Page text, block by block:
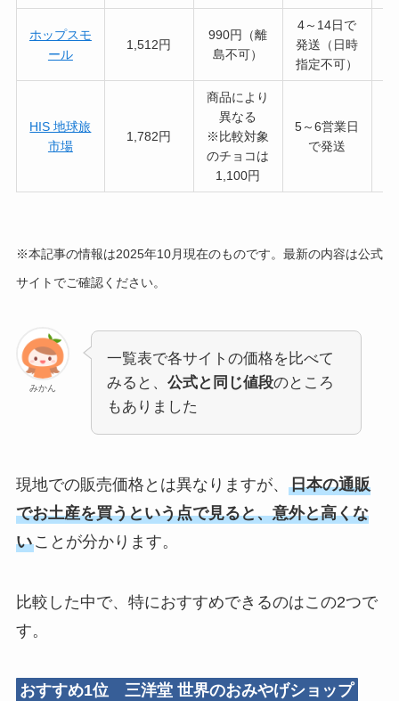
ホップスモ
ール
1,512円
990円（離
島不可）
4～14日で
発送（日時
指定不可）
HIS 地球旅
市場
1,782円
商品により
異なる
※比較対象
のチョコは
1,100円
5～6営業日
で発送
※本記事の情報は2025年10月現在のものです。最新の内容は公式
サイトでご確認ください。
みかん
一覧表で各サイトの価格を比べて
みると、 公式と同じ値段のところ
もありました
現地での販売価格とは異なりますが、 日本の通販
でお土産を買うという点で見ると、意外と高くな
いことが分かります。
比較した中で、特におすすめできるのはこの2つで
す。
おすすめ1位 三洋堂 世界のおみやげショップ